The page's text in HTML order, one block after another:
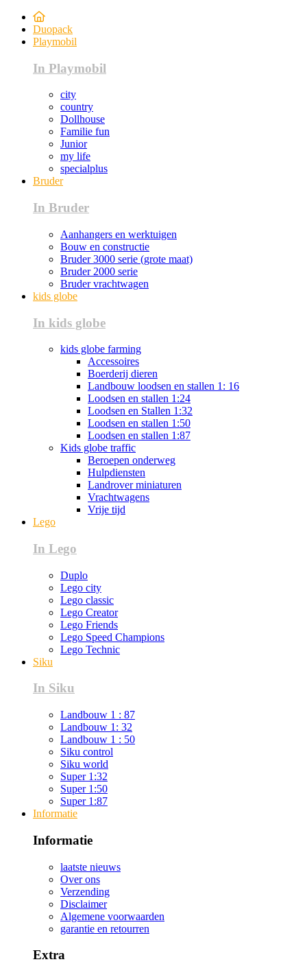
Duopack
Playmobil
In Playmobil
city
country
Dollhouse
Familie fun
Junior
my life
specialplus
Bruder
In Bruder
Aanhangers en werktuigen
Bouw en constructie
Bruder 3000 serie (grote maat)
Bruder 2000 serie
Bruder vrachtwagen
kids globe
In kids globe
kids globe farming
Accessoires
Boerderij dieren
Landbouw loodsen en stallen 1: 16
Loodsen en stallen 1:24
Loodsen en Stallen 1:32
Loodsen en stallen 1:50
Loodsen en stallen 1:87
Kids globe traffic
Beroepen onderweg
Hulpdiensten
Landrover miniaturen
Vrachtwagens
Vrije tijd
Lego
In Lego
Duplo
Lego city
Lego classic
Lego Creator
Lego Friends
Lego Speed Champions
Lego Technic
Siku
In Siku
Landbouw 1 : 87
Landbouw 1: 32
Landbouw 1 : 50
Siku control
Siku world
Super 1:32
Super 1:50
Super 1:87
Informatie
Informatie
laatste nieuws
Over ons
Verzending
Disclaimer
Algemene voorwaarden
garantie en retourren
Extra